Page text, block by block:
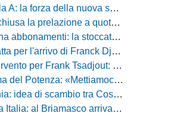
societa e il progetto di Alessandro Gaucci
a quota 5.164 abbonamenti
stoccata della Curva Nord alla società
l'arrivo di Franck Djoulou
Tsadjout: il comunicato del club
è la salvezza e non dobbiamo vendere fumo!»
tra Cosimo Patierno e Kaleb Jimenez
il triangolare con Südtirol e Campodarsego